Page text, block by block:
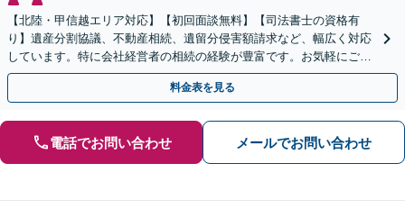
【北陸・甲信越エリア対応】【初回面談無料】【司法書士の資格有
り】遺産分割協議、不動産相続、遺留分侵害額請求など、幅広く対応
しています。特に会社経営者の相続の経験が豊富です。お気軽にご相
談ください。【休日・夜間面談可】【オンライン面談可】
料金表を見る
電話でお問い合わせ メールでお問い合わせ